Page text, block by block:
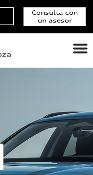
Consulta con
un asesor